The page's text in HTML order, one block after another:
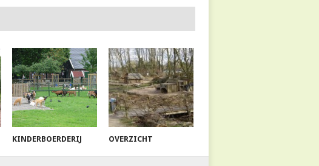
KINDERBOERDERIJ OVERZICHT